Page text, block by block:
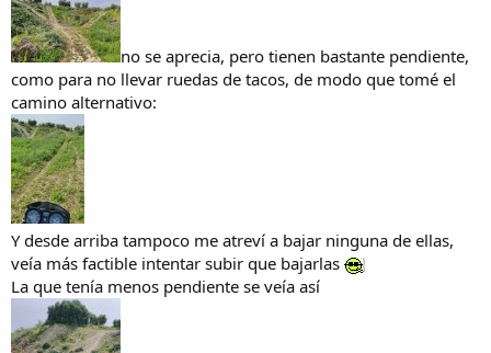
no se aprecia, pero tienen bastante pendiente,
como para no llevar ruedas de tacos, de modo que tomé el
camino alternativo:
Y desde arriba tampoco me atreví a bajar ninguna de ellas,
veía más factible intentar subir que bajarlas
La que tenía menos pendiente se veía así